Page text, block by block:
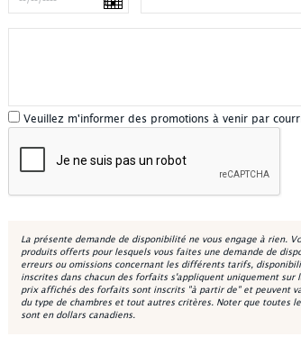
Veuillez m'informer des promotions à venir par
La présente demande de disponibilité ne vous engage à rien.
produits offerts pour lesquels vous faites une demande de
erreurs ou omissions concernant les différents tarifs,
inscrites dans chacun des forfaits s'appliquent uniquement
prix affichés des forfaits sont inscrits "à partir de" et peuvent
du type de chambres et tout autres critères. Noter que toutes
sont en dollars canadiens.